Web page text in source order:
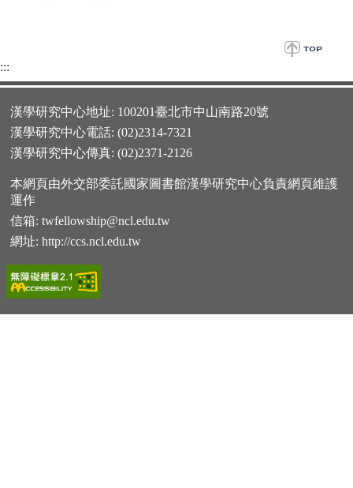
:::
漢學研究中心地址: 100201臺北市中山南路20號
漢學研究中心電話: (02)2314-7321
漢學研究中心傳真: (02)2371-2126
本網頁由外交部委託國家圖書館漢學研究中心負責網頁維護
運作
信箱: twfellowship@ncl.edu.tw
網址: http://ccs.ncl.edu.tw